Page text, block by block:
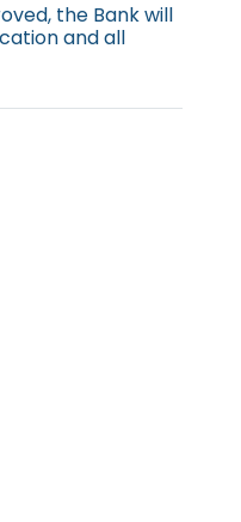
the Bank will
and all